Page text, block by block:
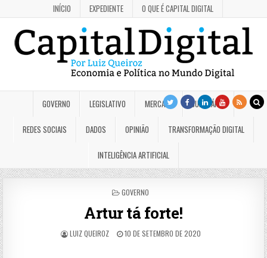
INÍCIO EXPEDIENTE O QUE É CAPITAL DIGITAL
GOVERNO LEGISLATIVO MERCADO JUDICIÁRIO
REDES SOCIAIS DADOS OPINIÃO TRANSFORMAÇÃO DIGITAL
INTELIGÊNCIA ARTIFICIAL
POSTED
GOVERNO
Artur tá forte!
LUIZ QUEIROZ 10 DE SETEMBRO DE 2020